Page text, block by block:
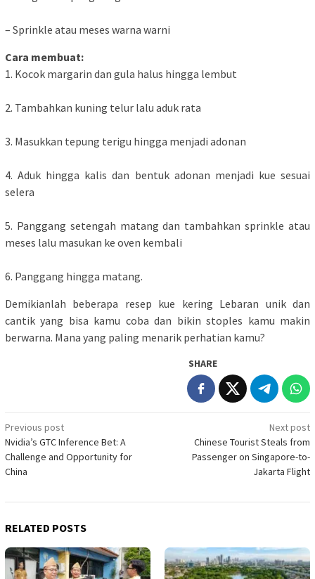
– Sprinkle atau meses warna warni
Cara membuat:
1. Kocok margarin dan gula halus hingga lembut
2. Tambahkan kuning telur lalu aduk rata
3. Masukkan tepung terigu hingga menjadi adonan
4. Aduk hingga kalis dan bentuk adonan menjadi kue sesuai
selera
5. Panggang setengah matang dan tambahkan sprinkle atau
meses lalu masukan ke oven kembali
6. Panggang hingga matang.
Demikianlah beberapa resep kue kering Lebaran unik dan
cantik yang bisa kamu coba dan bikin stoples kamu makin
berwarna. Mana yang paling menarik perhatian kamu?
SHARE
Post
navigation
Previous post
Nvidia’s GTC Inference Bet: A
Challenge and Opportunity for
China
Next post
Chinese Tourist Steals from
Passenger on Singapore-to-
Jakarta Flight
RELATED POSTS